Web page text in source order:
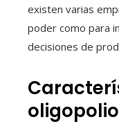
existen varias
poder como para
decisiones de
oligopolio